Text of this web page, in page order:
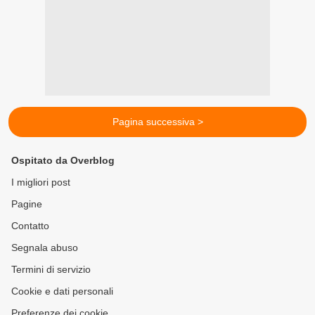
Pagina successiva >
Ospitato da Overblog
I migliori post
Pagine
Contatto
Segnala abuso
Termini di servizio
Cookie e dati personali